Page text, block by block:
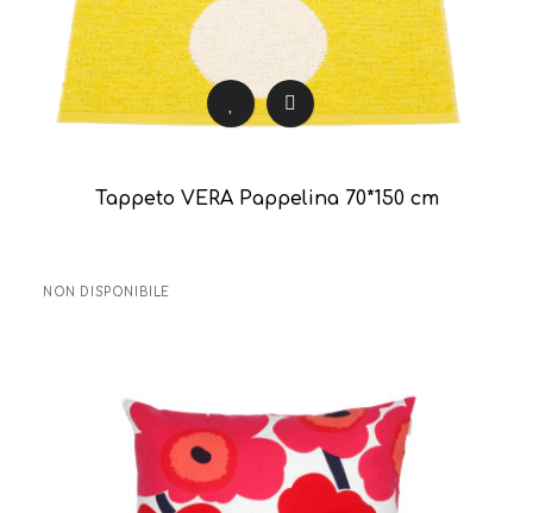
Tappeto VERA Pappelina 70*150 cm
NON DISPONIBILE